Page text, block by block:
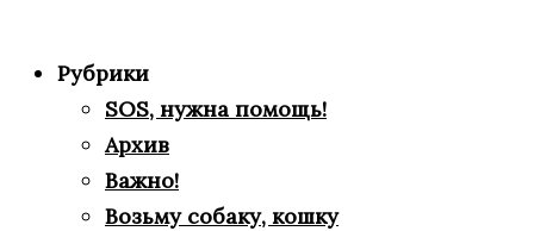
Рубрики
SOS, нужна помощь!
Архив
Важно!
Возьму собаку, кошку